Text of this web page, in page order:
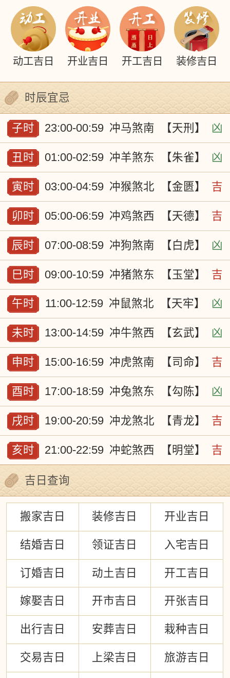
动工吉日 开业吉日 开工吉日 装修吉日
时辰宜忌
子时 23:00-00:59 冲马煞南 【天刑】 凶
丑时 01:00-02:59 冲羊煞东 【朱雀】 凶
寅时 03:00-04:59 冲猴煞北 【金匮】 吉
卯时 05:00-06:59 冲鸡煞西 【天德】 吉
辰时 07:00-08:59 冲狗煞南 【白虎】 凶
巳时 09:00-10:59 冲猪煞东 【玉堂】 吉
午时 11:00-12:59 冲鼠煞北 【天牢】 凶
未时 13:00-14:59 冲牛煞西 【玄武】 凶
申时 15:00-16:59 冲虎煞南 【司命】 吉
酉时 17:00-18:59 冲兔煞东 【勾陈】 凶
戌时 19:00-20:59 冲龙煞北 【青龙】 吉
亥时 21:00-22:59 冲蛇煞西 【明堂】 吉
吉日查询
搬家吉日 装修吉日 开业吉日
结婚吉日 领证吉日 入宅吉日
订婚吉日 动土吉日 开工吉日
嫁娶吉日 开市吉日 开张吉日
出行吉日 安葬吉日 栽种吉日
交易吉日 上梁吉日 旅游吉日